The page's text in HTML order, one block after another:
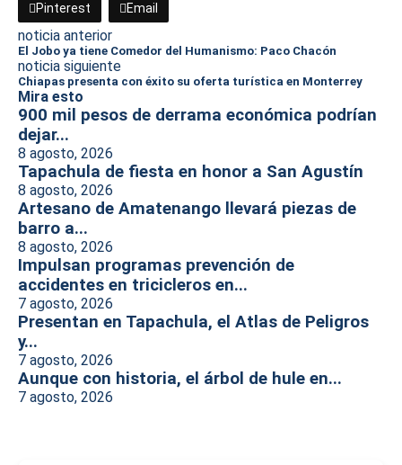
Pinterest Email
noticia anterior
El Jobo ya tiene Comedor del Humanismo: Paco Chacón
noticia siguiente
Chiapas presenta con éxito su oferta turística en Monterrey
Mira esto
900 mil pesos de derrama económica podrían
dejar...
8 agosto, 2026
Tapachula de fiesta en honor a San Agustín
8 agosto, 2026
Artesano de Amatenango llevará piezas de
barro a...
8 agosto, 2026
Impulsan programas prevención de
accidentes en tricicleros en...
7 agosto, 2026
Presentan en Tapachula, el Atlas de Peligros
y...
7 agosto, 2026
Aunque con historia, el árbol de hule en...
7 agosto, 2026